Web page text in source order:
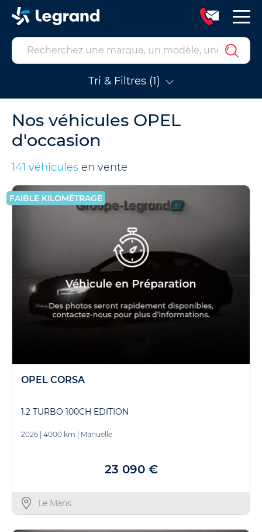
Tri & Filtres (1)
Nos véhicules OPEL
d'occasion
141 véhicules en vente
FAIBLE KILOMÉTRAGE
OPEL CORSA
1.2 TURBO 100CH EDITION
2026 4000 km Manuelle
23 090 €
Le Mans